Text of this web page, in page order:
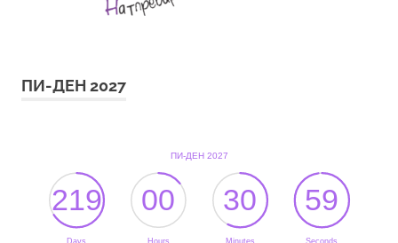
ПИ-ДЕН 2027